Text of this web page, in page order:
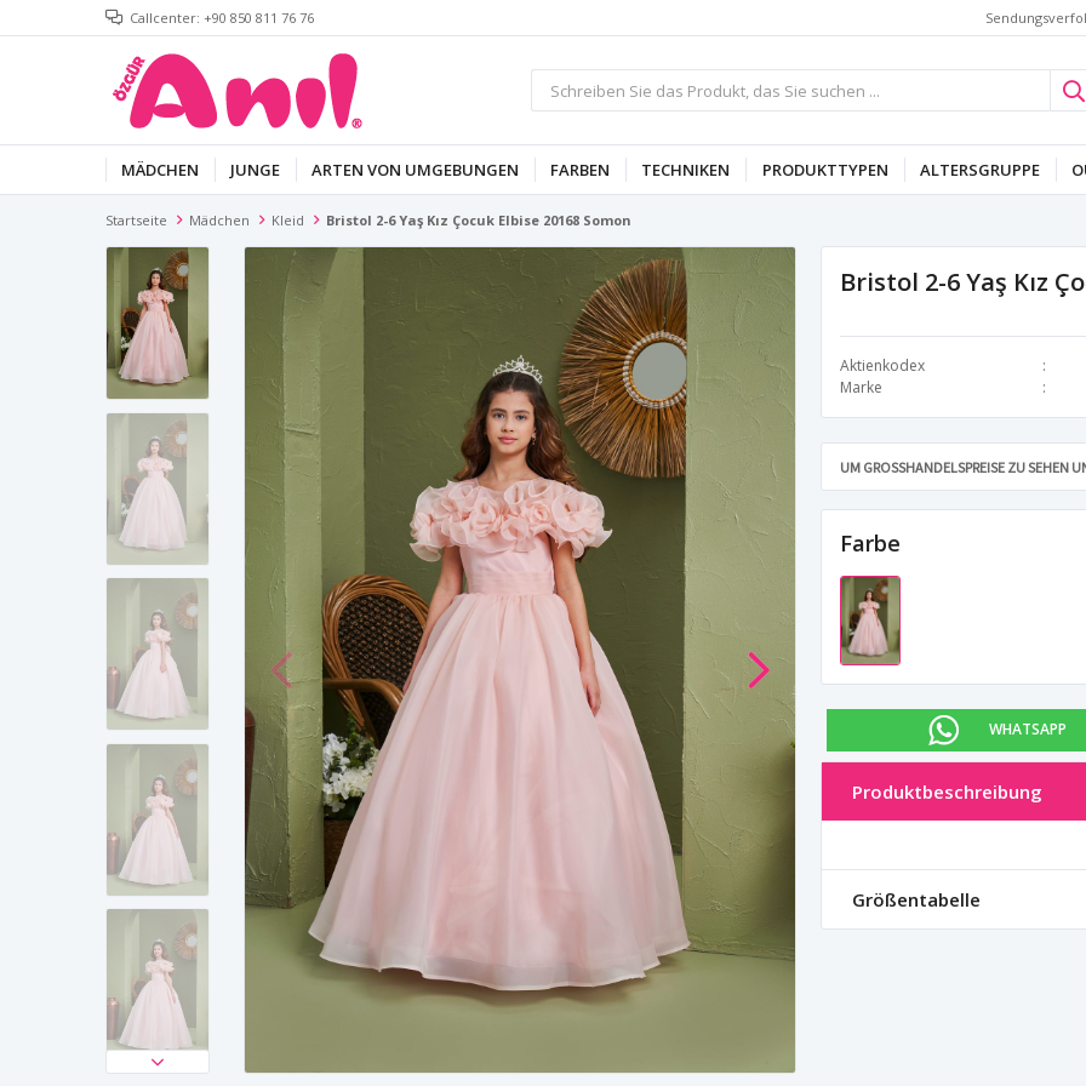
Callcenter: +90 850 811 76 76
MÄDCHEN JUNGE ARTEN VON UMGEBUNGEN FARBEN TECHNIKEN PRODUKTTYPEN ALTERSGRUPPE
Startseite Mädchen Kleid Bristol 2-6 Yaş Kız Çocuk Elbise 20168 Somon
Bristol 2-6 Yaş Kız
Aktienkodex
Marke
UM GROSSHANDELSPREISE ZU SEHEN
Farbe
WHATSAPP
Produktbeschreibung
Größentabelle